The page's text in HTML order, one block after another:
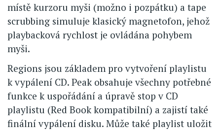
místě kurzoru myši (možno i pozpátku) a tape
scrubbing simuluje klasický magnetofon, jehož
playbacková rychlost je ovládána pohybem
myši.
Regions jsou základem pro vytvoření playlistu
k vypálení CD. Peak obsahuje všechny potřebné
funkce k uspořádání a úpravě stop v CD
playlistu (Red Book kompatibilní) a zajistí také
finální vypálení disku. Může také playlist uložit